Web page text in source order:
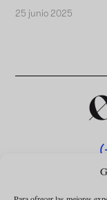
25 junio 2025